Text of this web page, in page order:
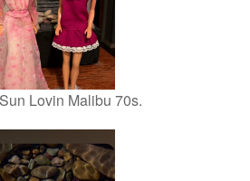
Lovin Malibu 70s.